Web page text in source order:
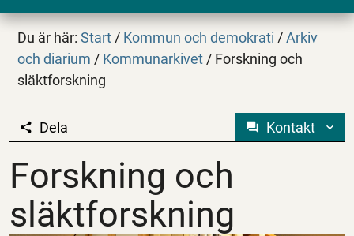
Du är här:Start / Kommun och demokrati / Arkiv
och diarium / Kommunarkivet / Forskning och
släktforskning
Forskning och
Dela Kontakt
Forskning och
släktforskning